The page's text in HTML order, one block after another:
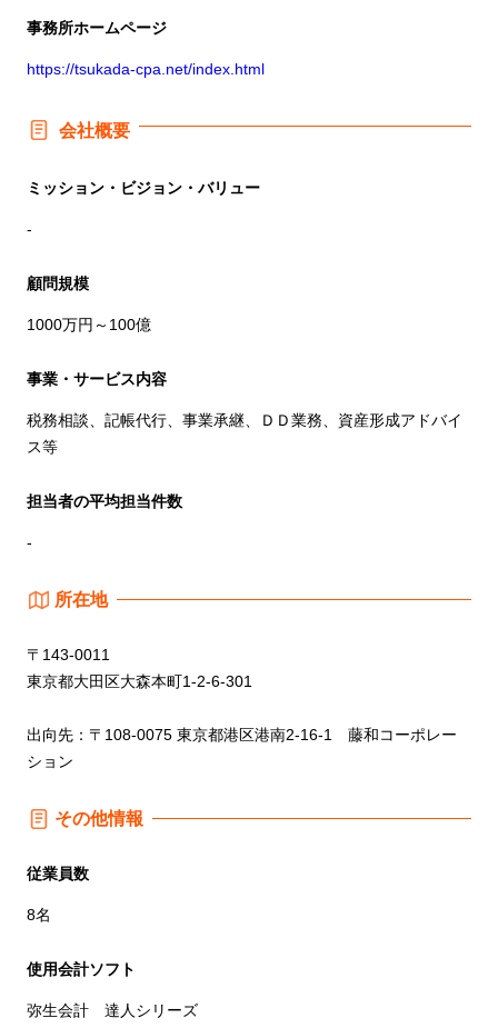
事務所ホームページ
https://tsukada-cpa.net/index.html
会社概要
ミッション・ビジョン・バリュー
-
顧問規模
1000万円～100億
事業・サービス内容
税務相談、記帳代行、事業承継、ＤＤ業務、資産形成アドバイ
ス等
担当者の平均担当件数
-
所在地
〒143-0011
東京都大田区大森本町1-2-6-301
出向先：〒108-0075 東京都港区港南2-16-1 藤和コーポレー
ション
その他情報
従業員数
8名
使用会計ソフト
弥生会計 達人シリーズ